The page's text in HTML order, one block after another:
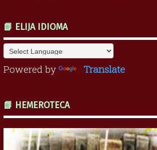
📗 ELIJA IDIOMA
Powered by Translate
📗 HEMEROTECA